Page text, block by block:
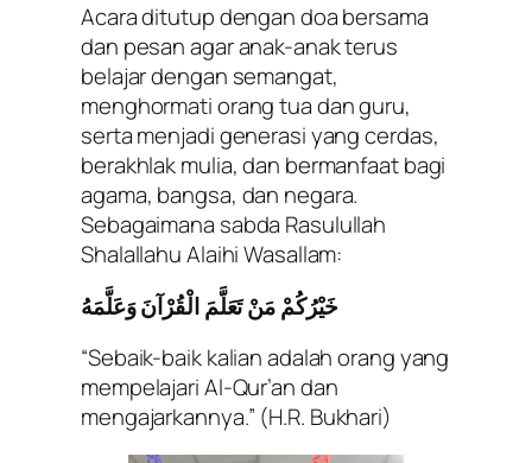
Acara ditutup dengan doa bersama
dan pesan agar anak-anak terus
belajar dengan semangat,
menghormati orang tua dan guru,
serta menjadi generasi yang cerdas,
berakhlak mulia, dan bermanfaat bagi
agama, bangsa, dan negara.
Sebagaimana sabda Rasulullah
Shalallahu Alaihi Wasallam:
خَيْرُكُمْ مَنْ تَعَلَّمَ الْقُرْآنَ وَعَلَّمَهُ
“Sebaik-baik kalian adalah orang yang
mempelajari Al-Qur’an dan
mengajarkannya.” (H.R. Bukhari)